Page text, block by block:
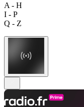
A - H
I - P
Q - Z